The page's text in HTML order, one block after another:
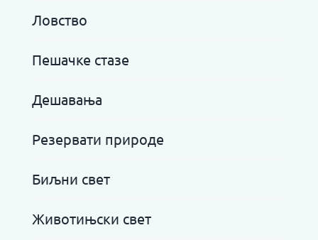
Ловство
Пешачке стазе
Дешавања
Резервати природе
Биљни свет
Животињски свет